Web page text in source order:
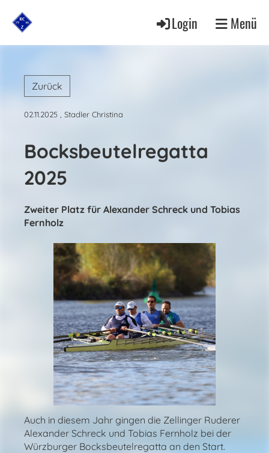
Login Menü
Zurück
02.11.2025 , Stadler Christina
Bocksbeutelregatta
2025
Zweiter Platz für Alexander Schreck und Tobias
Fernholz
Auch in diesem Jahr gingen die Zellinger Ruderer
Alexander Schreck und Tobias Fernholz bei der
Würzburger Bocksbeutelregatta an den Start.